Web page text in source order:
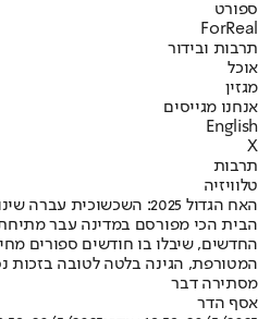
ספורט
ForReal
תרבות ובידור
אוכל
מגזין
אנחנו מגייסים
English
X
תרבות
טלוויזיה
האח הגדול 2025: השכשוכית עברה שינוי מטריף ולא ראינו את זה בא
הבית הכי מפורסם במדינה עבר מתיחת
החדשים, שיבלו בו חודשים ספורים
המטורפת, הגינה בלטה לטובה בזכות
מסתירה דבר
אסף הדר